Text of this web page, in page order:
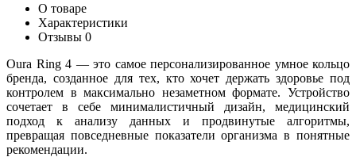
О товаре
Характеристики
Отзывы 0
Oura Ring 4 — это самое персонализированное умное кольцо
бренда, созданное для тех, кто хочет держать здоровье под
контролем в максимально незаметном формате. Устройство
сочетает в себе минималистичный дизайн, медицинский
подход к анализу данных и продвинутые алгоритмы,
превращая повседневные показатели организма в понятные
рекомендации.